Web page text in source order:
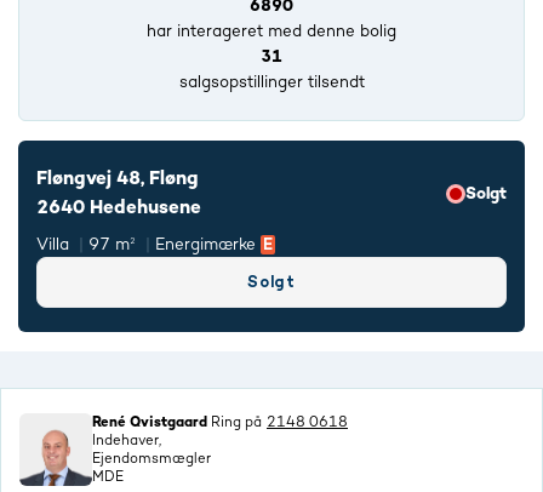
6890
har interageret med denne bolig
31
salgsopstillinger tilsendt
Fløngvej 48, Fløng
2640 Hedehusene
Solgt
Villa 97 m² Energimærke
Solgt
René Qvistgaard
Indehaver,
Ejendomsmægler
MDE
Ring på 2148 0618